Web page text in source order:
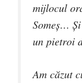
mijlocul
Someş…
un pietroi
Am căzut